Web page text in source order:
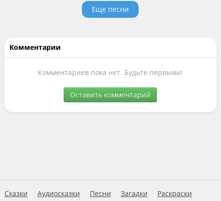
Еще песни
Комментарии
Комментариев пока нет. Будьте первыми!
Оставить комментарий
Сказки Аудиосказки Песни Загадки Раскраски